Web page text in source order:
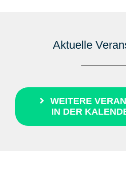
Aktuelle
WEITERE
IN DER